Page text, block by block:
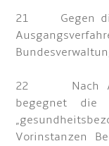
21 Gegen
22 Nach
begegnet die
Vorinstanzen